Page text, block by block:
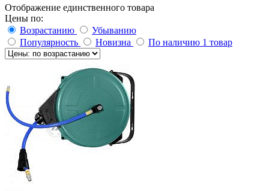
Отображение единственного товара
Цены по:
Возрастанию
Убыванию
Популярность
Новизна По наличию 1 товар